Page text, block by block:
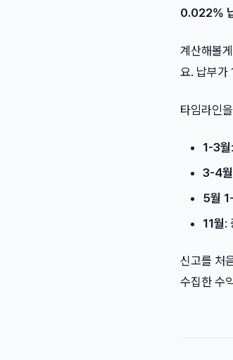
0.022%
계산해볼
요. 납부가
타임라인
1-3월
3-4월
5월
11월:
신고를 처
수집한 수